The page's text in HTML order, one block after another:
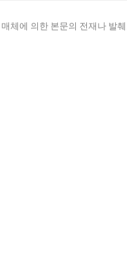
체에 의한 본문의 전재나 발